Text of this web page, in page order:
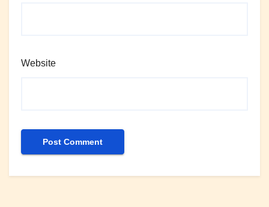
Website